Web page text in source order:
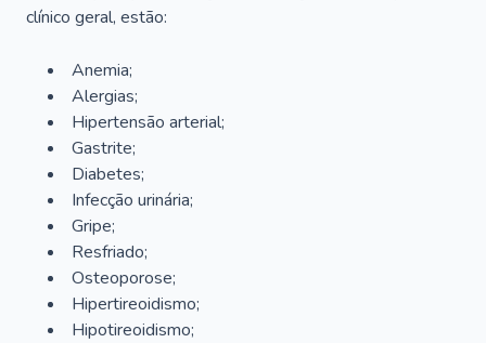
clínico geral, estão:
Anemia;
Alergias;
Hipertensão arterial;
Gastrite;
Diabetes;
Infecção urinária;
Gripe;
Resfriado;
Osteoporose;
Hipertireoidismo;
Hipotireoidismo;